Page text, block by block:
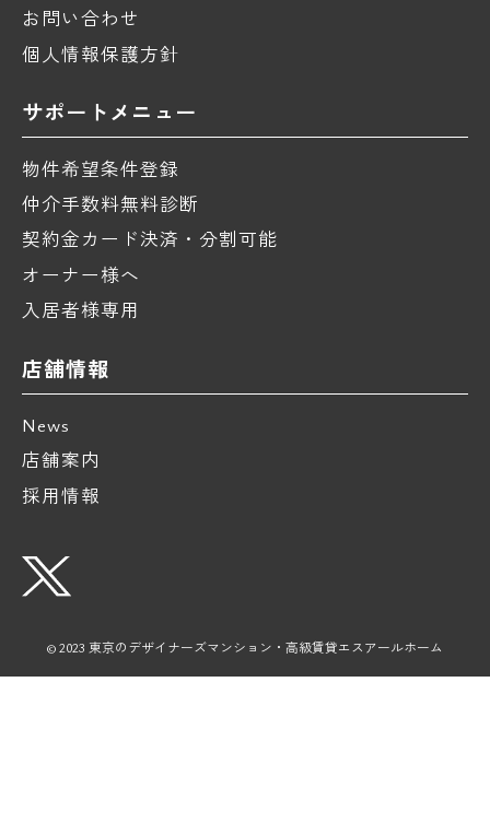
お問い合わせ
個人情報保護方針
サポートメニュー
物件希望条件登録
仲介手数料無料診断
契約金カード決済・分割可能
オーナー様へ
入居者様専用
店舗情報
News
店舗案内
採用情報
© 2023 東京のデザイナーズマンション・高級賃貸エスアールホーム